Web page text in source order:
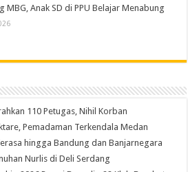
MBG, Anak SD di PPU Belajar Menabung
110 Petugas, Nihil Korban
Pemadaman Terkendala Medan
hingga Bandung dan Banjarnegara
Nurlis di Deli Serdang